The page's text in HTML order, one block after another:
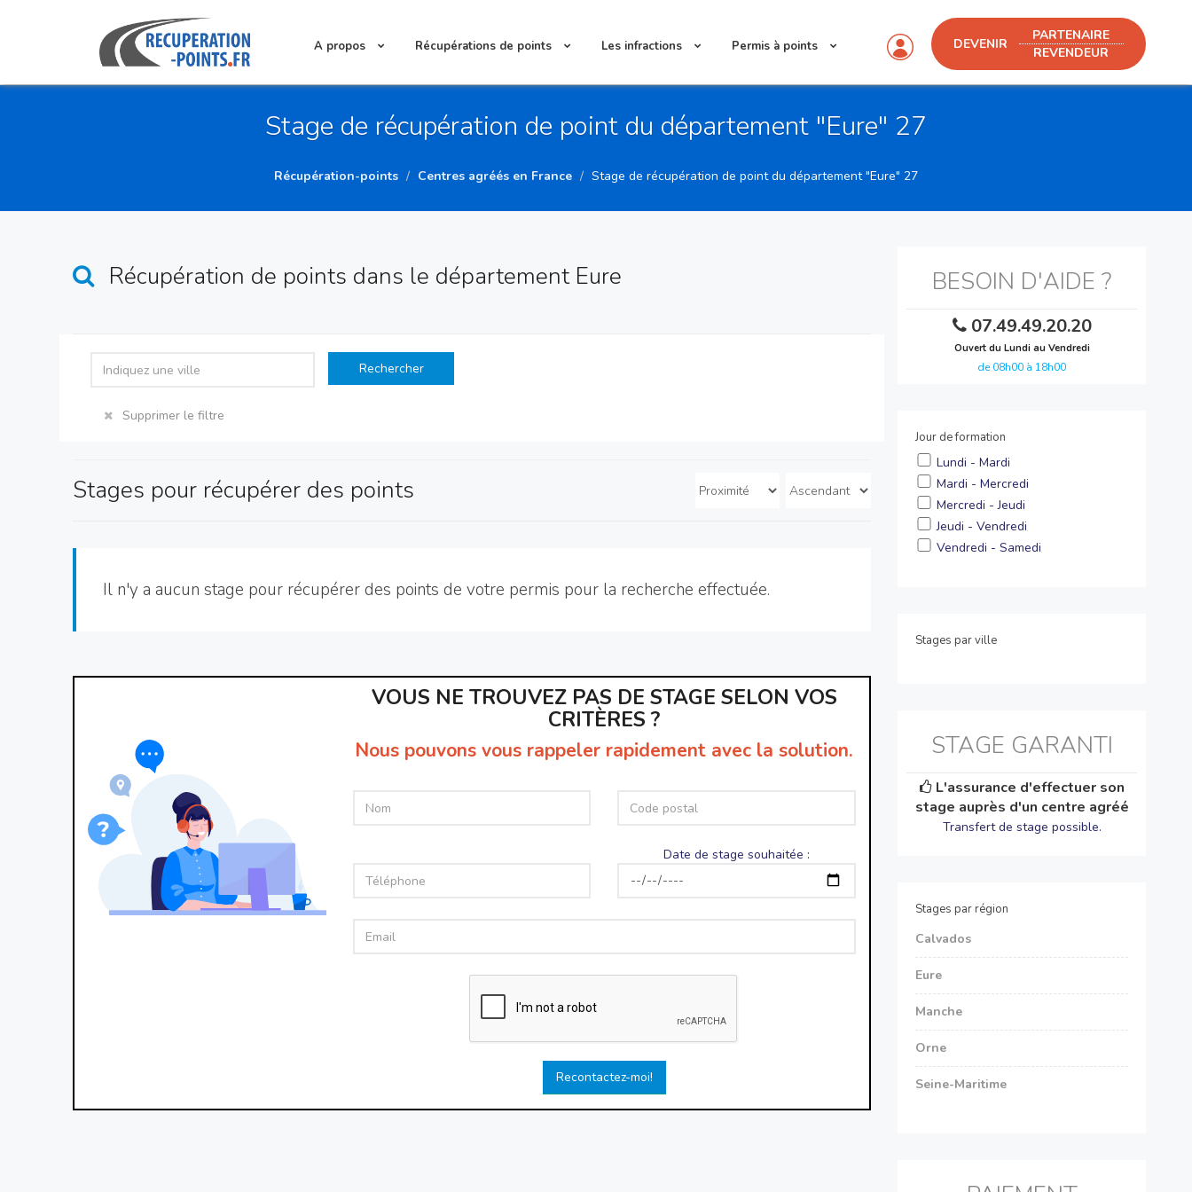
DEVENIR
PARTENAIRE
REVENDEUR
A propos Récupérations de points Les infractions Permis à points
Stage de récupération de point du département "Eure" 27
Récupération-points Centres agréés en France Stage de récupération de point du département "Eure" 27
Récupération de points dans le département Eure
Rechercher
Supprimer le filtre
Stages pour récupérer des points
Il n'y a aucun stage pour récupérer des points de votre permis pour la recherche effectuée.
VOUS NE TROUVEZ PAS DE STAGE SELON VOS
CRITÈRES ?
Nous pouvons vous rappeler rapidement avec la solution.
Date de stage souhaitée :
Recontactez-moi!
BESOIN D'AIDE ?
07.49.49.20.20
Ouvert du Lundi au Vendredi
de 08h00 à 18h00
Jour de formation
Lundi - Mardi
Mardi - Mercredi
Mercredi - Jeudi
Jeudi - Vendredi
Vendredi - Samedi
Stages par ville
STAGE GARANTI
L'assurance d'effectuer son
stage auprès d'un centre agréé
Transfert de stage possible.
Stages par région
Calvados
Eure
Manche
Orne
Seine-Maritime